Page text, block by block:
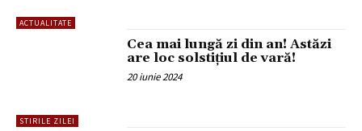
ACTUALITATE
STIRILE ZILEI
Cea mai lungă zi din an! Astăzi
are loc solstițiul de vară!
20 iunie 2024